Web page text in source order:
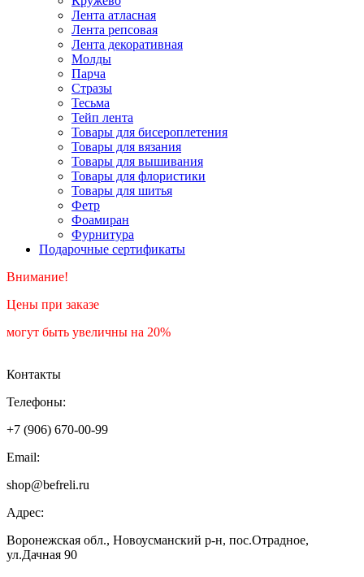
Лента атласная
Лента репсовая
Лента декоративная
Молды
Парча
Стразы
Тесьма
Тейп лента
Товары для бисероплетения
Товары для вязания
Товары для вышивания
Товары для флористики
Товары для шитья
Фетр
Фоамиран
Фурнитура
Подарочные сертификаты
Внимание!
Цены при заказе
могут быть увеличны на 20%
Контакты
Телефоны:
+7 (906) 670-00-99
Email:
shop@befreli.ru
Адрес:
Воронежская обл., Новоусманский р-н, пос.Отрадное,
ул.Дачная 90